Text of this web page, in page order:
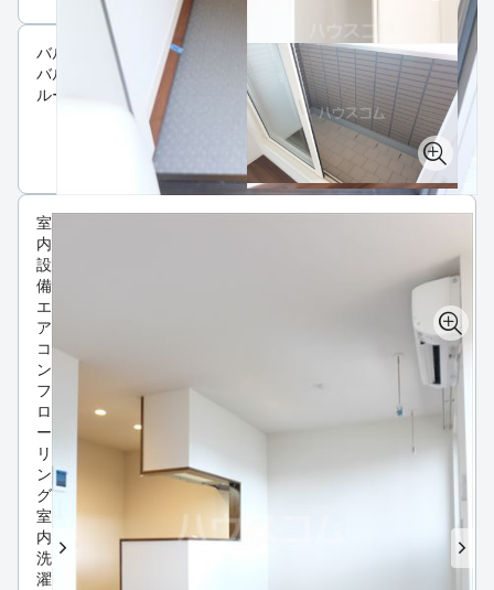
バルコニー
バルコニー
ルーフバルコニー
室
内
設
備
エ
ア
コ
ン
フ
ロ
ー
リ
ン
グ
室
内
洗
濯